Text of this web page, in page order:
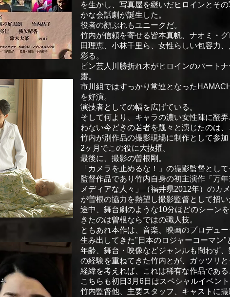
を生かし、写真屋を継いだヒロインとそ
かな会話劇が誕生した。
役者の顔ぶれもユニークだ。
竹内が信頼を寄せる皆本真帆、ナオミ・
田理恵、小林千里ら、女性らしい包容力
彩る。
ピン芸人川勝折れ木がヒロインのパート
露。
市川組ではすっかり常連となった
を好演。
演技者としての幅を広げている。
そして何より、キャラの濃い女性陣に翻
わない今どきの若者を飄々と演じたのは、
竹内が別作品の撮影現場に制作として参
2ヶ月でこの役に大抜擢。
最後に、撮影の曽根剛。
「カメラを止めるな！」の撮影監督とし
監督作品であり竹内自身の初主演作「万
メディアな人々」（福井県2012年）のカ
が曽根の協力を熱望し撮影監督として招い
途中、舞台劇のような10分ほどのシーン
きたのは曽根ならではの職人技。
ともあれ本作は、音楽、映画のプロデュ
生み出してきた"日本のロジャーコーマン
年齢、舞台・映像などジャンルも問わず
の経験を重ねてきた竹内とが、ガッツリ
経緯を考えれば、これは稀有な作品である
こちらも初日3月6日はスペシャルイベント
竹内監督他、主要スタッフ、キャストに